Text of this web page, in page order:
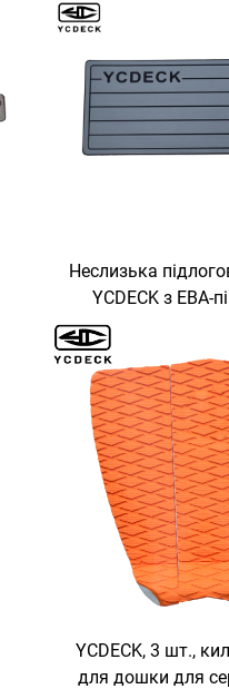
Неслизька
YCDECK з ЕВА-
завтовшки, 14x36",
YCDECK, 3 шт.,
для дошки для